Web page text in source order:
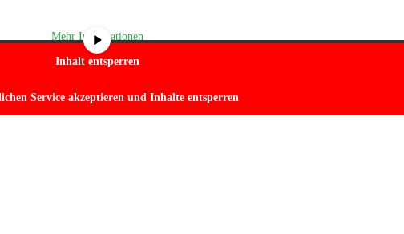
Mehr Informationen
Inhalt entsperren
Service akzeptieren und Inhalte entsperren